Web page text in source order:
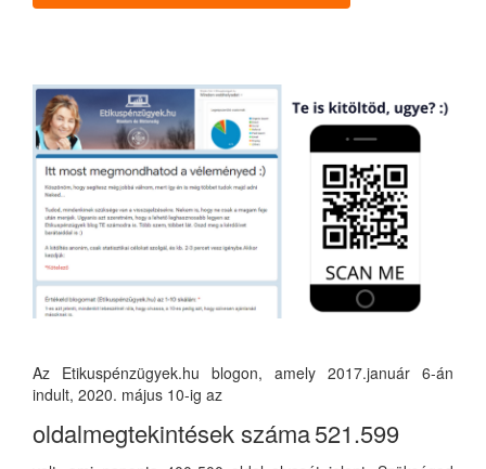
Az Etikuspénzügyek.hu blogon, amely 2017.január 6-án
indult, 2020. május 10-ig az
oldalmegtekintések száma521.599